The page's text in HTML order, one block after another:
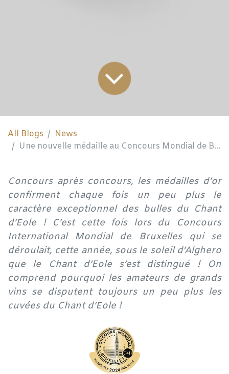
All Blogs
News
Une nouvelle médaille au Concours Mondial de Bruxelles !
Concours après concours, les médailles d’or
confirment chaque fois un peu plus le
caractère exceptionnel des bulles du Chant
d’Eole ! C’est cette fois lors du Concours
International Mondial de Bruxelles qui se
déroulait, cette année, sous le soleil d’Alghero
que le Chant d’Eole s’est distingué ! On
comprend pourquoi les amateurs de grands
vins se disputent toujours un peu plus les
cuvées du Chant d’Eole !